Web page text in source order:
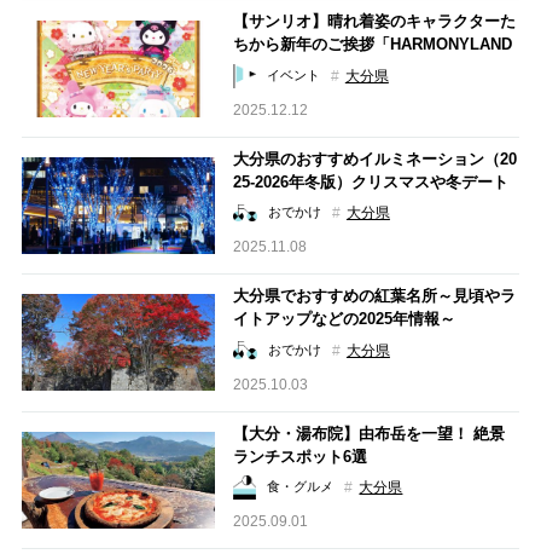
【サンリオ】晴れ着姿のキャラクターた
ちから新年のご挨拶「HARMONYLAND
NEW YEAR’s PARTY」12月26日（金）
スタート
イベント
大分県
2025.12.12
大分県のおすすめイルミネーション（20
25-2026年冬版）クリスマスや冬デート
に！
おでかけ
大分県
2025.11.08
大分県でおすすめの紅葉名所～見頃やラ
イトアップなどの2025年情報～
おでかけ
大分県
2025.10.03
【大分・湯布院】由布岳を一望！ 絶景
ランチスポット6選
食・グルメ
大分県
2025.09.01